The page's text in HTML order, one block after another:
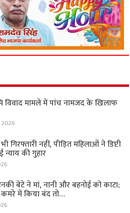
विवाद मामले में पांच नामजद के खिलाफ
गिरफ्तारी नहीं, पीड़ित महिलाओं ने डिप्टी
न्याय की गुहार
बेटे ने मां, नानी और बहनोई को काटा;
कमरे में किया बंद तो…